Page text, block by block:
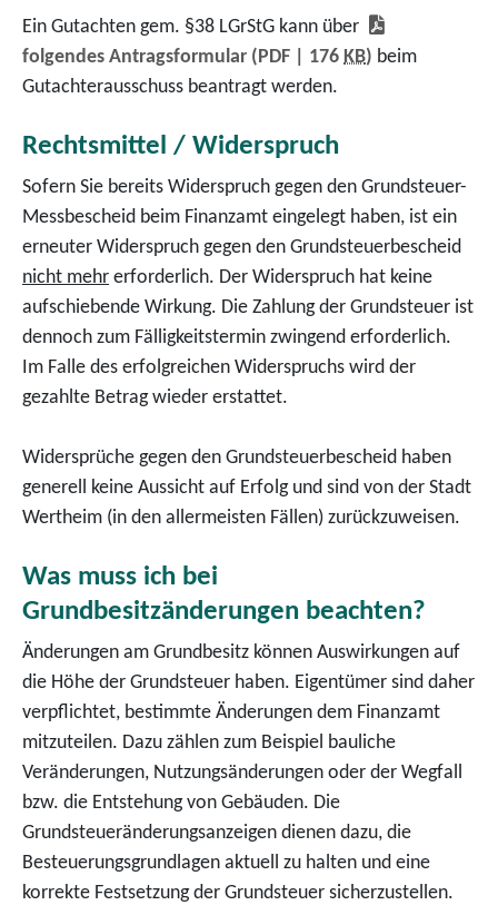
Ein Gutachten gem. §38 LGrStG kann über
folgendes Antragsformular (PDF | 176 KB) beim
Gutachterausschuss beantragt werden.
Rechtsmittel / Widerspruch
Sofern Sie bereits Widerspruch gegen den Grundsteuer-
Messbescheid beim Finanzamt eingelegt haben, ist ein
erneuter Widerspruch gegen den Grundsteuerbescheid
nicht mehr erforderlich. Der Widerspruch hat keine
aufschiebende Wirkung. Die Zahlung der Grundsteuer ist
dennoch zum Fälligkeitstermin zwingend erforderlich.
Im Falle des erfolgreichen Widerspruchs wird der
gezahlte Betrag wieder erstattet.
Widersprüche gegen den Grundsteuerbescheid haben
generell keine Aussicht auf Erfolg und sind von der Stadt
Wertheim (in den allermeisten Fällen) zurückzuweisen.
Was muss ich bei
Grundbesitzänderungen beachten?
Änderungen am Grundbesitz können Auswirkungen auf
die Höhe der Grundsteuer haben. Eigentümer sind daher
verpflichtet, bestimmte Änderungen dem Finanzamt
mitzuteilen. Dazu zählen zum Beispiel bauliche
Veränderungen, Nutzungsänderungen oder der Wegfall
bzw. die Entstehung von Gebäuden. Die
Grundsteueränderungsanzeigen dienen dazu, die
Besteuerungsgrundlagen aktuell zu halten und eine
korrekte Festsetzung der Grundsteuer sicherzustellen.